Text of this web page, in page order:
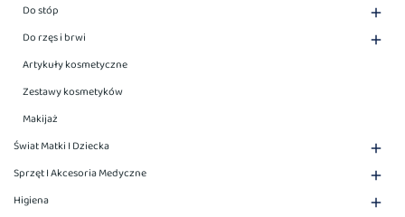
Do stóp 
Do rzęs i brwi 
Artykuły kosmetyczne
Zestawy kosmetyków
Makijaż
Świat Matki I Dziecka

Sprzęt I Akcesoria Medyczne 
Higiena 